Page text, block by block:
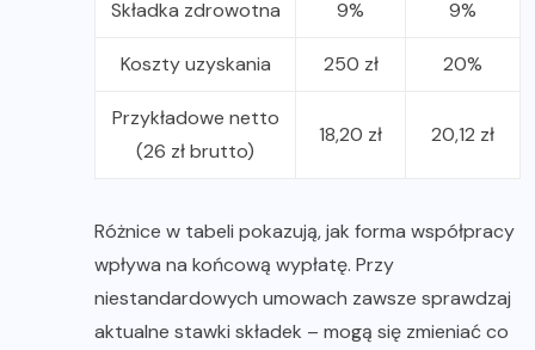
Składka zdrowotna 9% 9%
Koszty uzyskania 250 zł 20%
Przykładowe netto
(26 zł brutto)
18,20 zł 20,12 zł
Różnice w tabeli pokazują, jak forma współpracy
wpływa na końcową wypłatę. Przy
niestandardowych umowach zawsze sprawdzaj
aktualne stawki składek – mogą się zmieniać co